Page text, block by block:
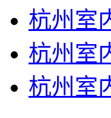
杭州室
杭州室
杭州室